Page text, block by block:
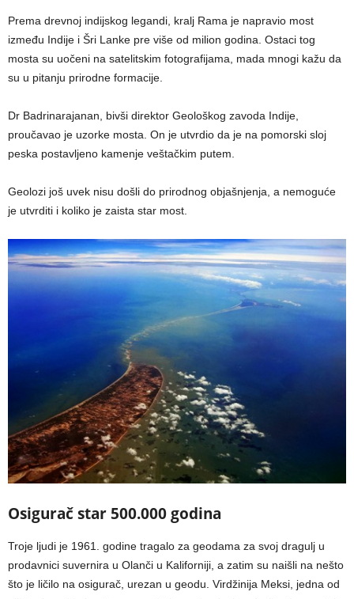
Prema drevnoj indijskog legandi, kralj Rama je napravio most
između Indije i Šri Lanke pre više od milion godina. Ostaci tog
mosta su uočeni na satelitskim fotografijama, mada mnogi kažu da
su u pitanju prirodne formacije.
Dr Badrinarajanan, bivši direktor Geološkog zavoda Indije,
proučavao je uzorke mosta. On je utvrdio da je na pomorski sloj
peska postavljeno kamenje veštačkim putem.
Geolozi još uvek nisu došli do prirodnog objašnjenja, a nemoguće
je utvrditi i koliko je zaista star most.
Osigurač star 500.000 godina
Troje ljudi je 1961. godine tragalo za geodama za svoj dragulj u
prodavnici suvernira u Olanči u Kaliforniji, a zatim su naišli na nešto
što je ličilo na osigurač, urezan u geodu. Virdžinija Meksi, jedna od